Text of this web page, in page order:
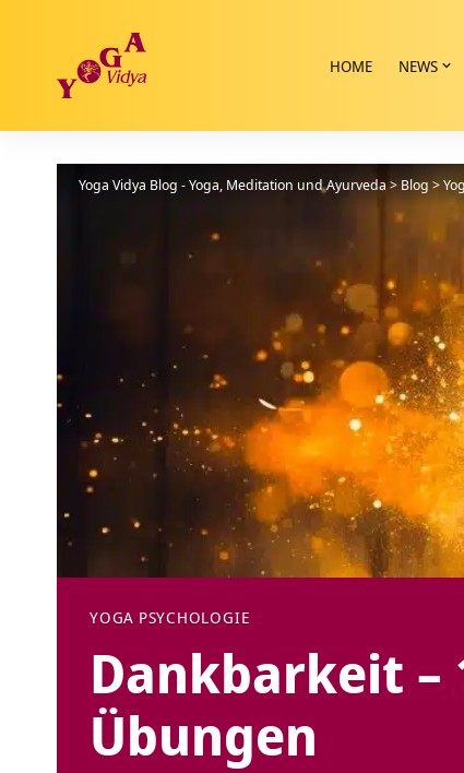
HOME NEWS
Yoga Vidya Blog - Yoga, Meditation und Ayurveda>Blog>
YOGA PSYCHOLOGIE
Dankbarkeit
Übungen